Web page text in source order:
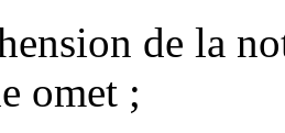
de la
omet ;